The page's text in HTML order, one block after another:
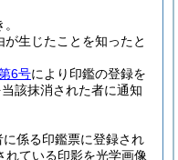
生じたことを知ったと
6号により印鑑の登録を
該抹消された者に通知
係る印鑑票に登録され
れている印影を光学画像